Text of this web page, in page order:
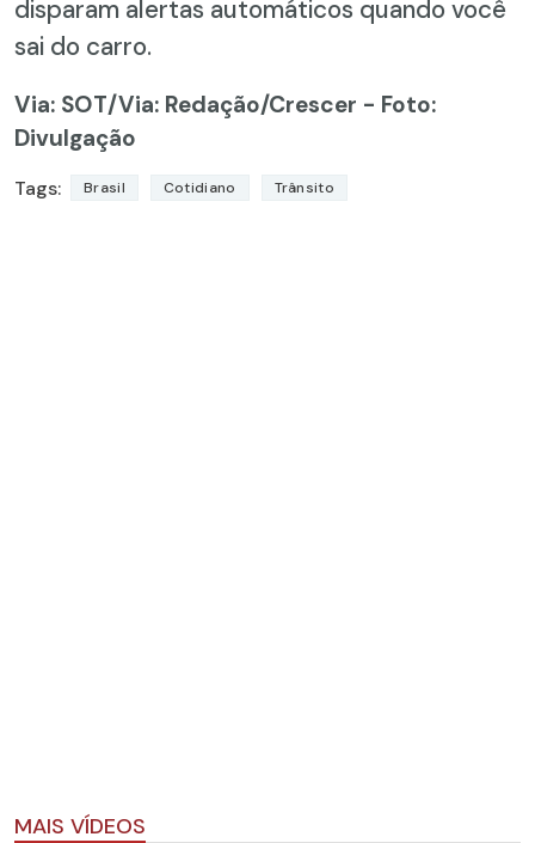
disparam alertas automáticos quando você
sai do carro.
Via: SOT/Via: Redação/Crescer - Foto:
Divulgação
Tags: Brasil Cotidiano Trânsito
MAIS VÍDEOS